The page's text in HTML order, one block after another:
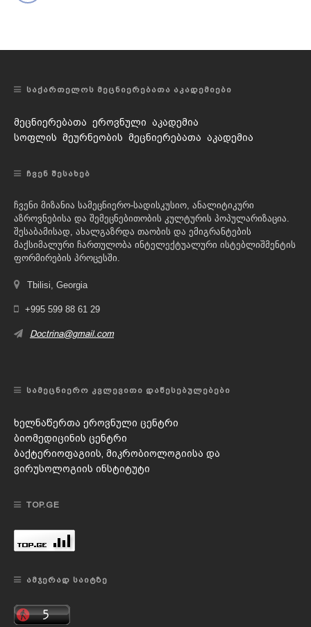
ᲡᲐᲥᲐᲠᲗᲔᲚᲝᲡ ᲛᲔᲪᲜᲘᲔᲠᲔᲑᲐᲗᲐ ᲐᲙᲐᲓᲔᲛᲘᲔᲑᲘ
მეცნიერებათა ეროვნული აკადემია
სოფლის მეურნეობის მეცნიერებათა აკადემია
ᲩᲕᲔᲜ ᲨᲔᲡᲐᲮᲔᲑ
ჩვენი მიზანია სამეცნიერო-სადისკუსიო, ანალიტიკური
აზროვნებისა და შემეცნებითობის კულტურის პოპულარიზაცია.
შესაბამისად, ახალგაზრდა თაობის და ემიგრანტების
მაქსიმალური ჩართულობა ინტელექტუალური ისტებლიშმენტის
ფორმირების პროცესში.
Tbilisi, Georgia
+995 599 88 61 29
Doctrina@gmail.com
ᲡᲐᲛᲔᲪᲜᲘᲔᲠᲝ ᲙᲕᲚᲔᲕᲘᲗᲘ ᲓᲐᲬᲔᲡᲔᲑᲣᲚᲔᲑᲔᲑᲘ
ხელნაწერთა ეროვნული ცენტრი
ბიომედიცინის ცენტრი
ბაქტერიოფაგიის, მიკრობიოლოგიისა და
ვირუსოლოგიის ინსტიტუტი
TOP.GE
ᲐᲛᲯᲔᲠᲐᲓ ᲡᲐᲘᲢᲖᲔ